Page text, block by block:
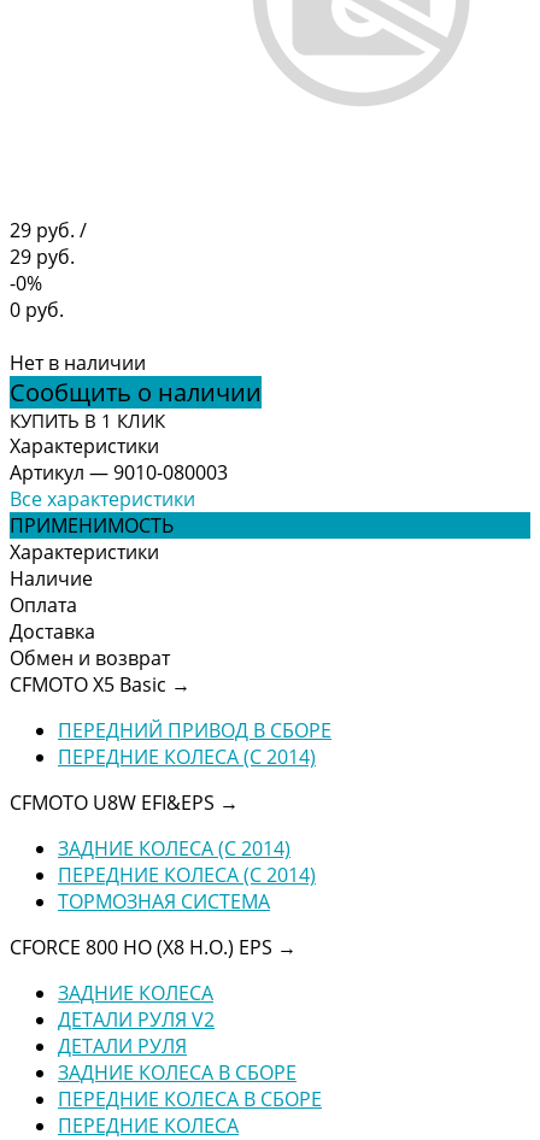
29 руб. /
29 руб.
-0%
0 руб.
Нет в наличии
Сообщить о наличии
КУПИТЬ В 1 КЛИК
Характеристики
Артикул —9010-080003
Все характеристики
ПРИМЕНИМОСТЬ
Характеристики
Наличие
Оплата
Доставка
Обмен и возврат
CFMOTO X5 Basic →
ПЕРЕДНИЙ ПРИВОД В СБОРЕ
ПЕРЕДНИЕ КОЛЕСА (C 2014)
CFMOTO U8W EFI&EPS →
ЗАДНИЕ КОЛЕСА (C 2014)
ПЕРЕДНИЕ КОЛЕСА (C 2014)
ТОРМОЗНАЯ СИСТЕМА
CFORCE 800 HO (X8 H.O.) EPS →
ЗАДНИЕ КОЛЕСА
ДЕТАЛИ РУЛЯ V2
ДЕТАЛИ РУЛЯ
ЗАДНИЕ КОЛЕСА В СБОРЕ
ПЕРЕДНИЕ КОЛЕСА В СБОРЕ
ПЕРЕДНИЕ КОЛЕСА